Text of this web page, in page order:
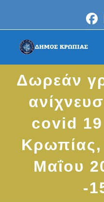
content
Δωρεάν
covid
Κρωπίας,
Μαΐου
-